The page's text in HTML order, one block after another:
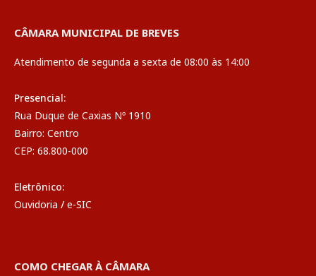
CÂMARA MUNICIPAL DE BREVES
Atendimento de segunda a sexta de 08:00 às 14:00
Presencial:
Rua Duque de Caxias Nº 1910
Bairro: Centro
CEP: 68.800-000
Eletrônico:
Ouvidoria / e-SIC
COMO CHEGAR À CÂMARA